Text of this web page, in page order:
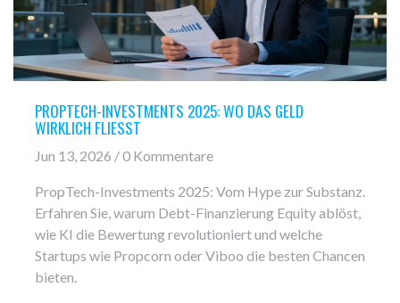
PROPTECH-INVESTMENTS 2025: WO DAS GELD
WIRKLICH FLIESST
Jun 13, 2026 / 0 Kommentare
PropTech-Investments 2025: Vom Hype zur Substanz.
Erfahren Sie, warum Debt-Finanzierung Equity ablöst,
wie KI die Bewertung revolutioniert und welche
Startups wie Propcorn oder Viboo die besten Chancen
bieten.